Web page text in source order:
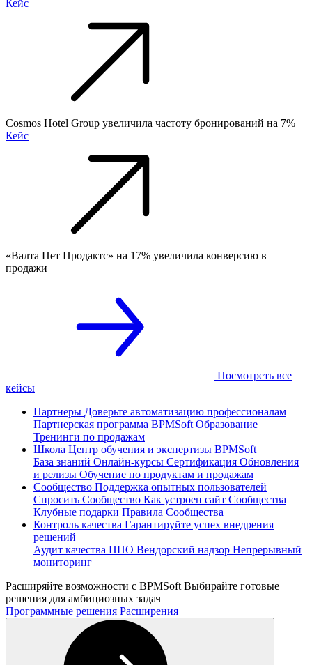
Кейс
Cosmos Hotel Group увеличила частоту бронирований на 7%
Кейс
«Валта Пет Продактс» на 17% увеличила конверсию в
продажи
Посмотреть все
кейсы
Партнеры Доверьте автоматизацию профессионалам
Партнерская программа BPMSoft Образование
Тренинги по продажам
Школа Центр обучения и экспертизы BPMSoft
База знаний Онлайн-курсы Сертификация Обновления
и релизы Обучение по продуктам и продажам
Сообщество Поддержка опытных пользователей
Спросить Сообщество Как устроен сайт Сообщества
Клубные подарки Правила Сообщества
Контроль качества Гарантируйте успех внедрения
решений
Аудит качества ППО Вендорский надзор Непрерывный
мониторинг
Расширяйте возможности с BPMSoft Выбирайте готовые
решения для амбициозных задач
Программные решения Расширения